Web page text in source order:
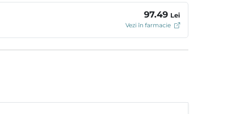
97.49 Lei
Vezi în farmacie